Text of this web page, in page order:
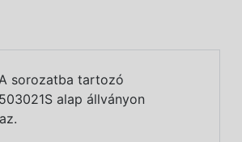
sorozatba tartozó
alap állványon